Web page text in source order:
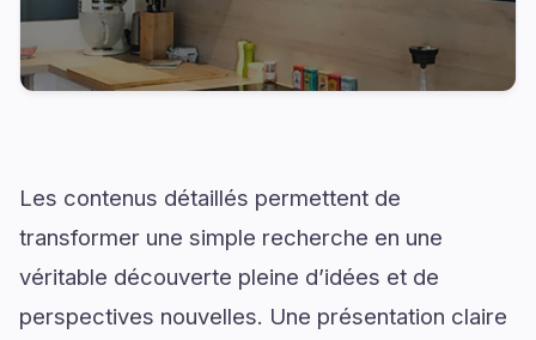
Les contenus détaillés permettent de
transformer une simple recherche en une
véritable découverte pleine d’idées et de
perspectives nouvelles. Une présentation claire